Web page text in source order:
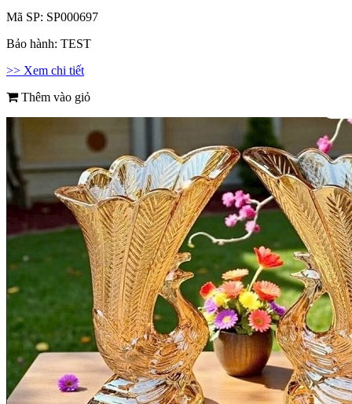
Mã SP: SP000697
Bảo hành: TEST
>> Xem chi tiết
Thêm vào giỏ